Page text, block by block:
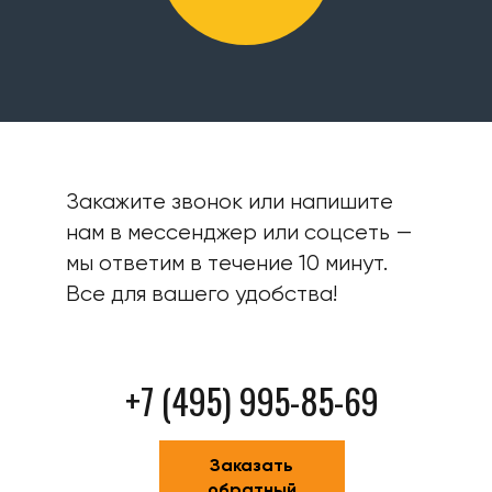
Закажите звонок или напишите
нам в мессенджер или соцсеть —
мы ответим в течение 10 минут.
Все для вашего удобства!
+7 (495) 995-85-69
Заказать